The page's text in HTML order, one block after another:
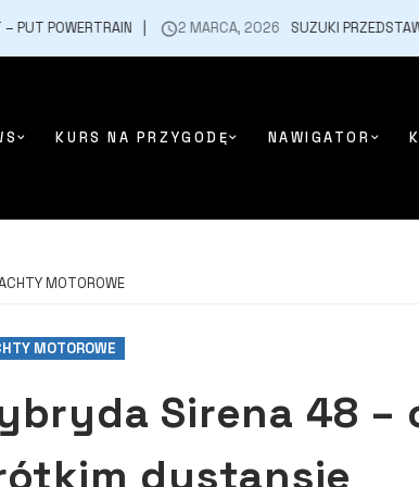
2 MARCA, 2026 SUZUKI PRZEDSTAWIA NOWEGO
KURS NA PRZYGODĘ NAWIGATOR
MOTOROWE
MOTOROWE
Sirena 48
dystansie